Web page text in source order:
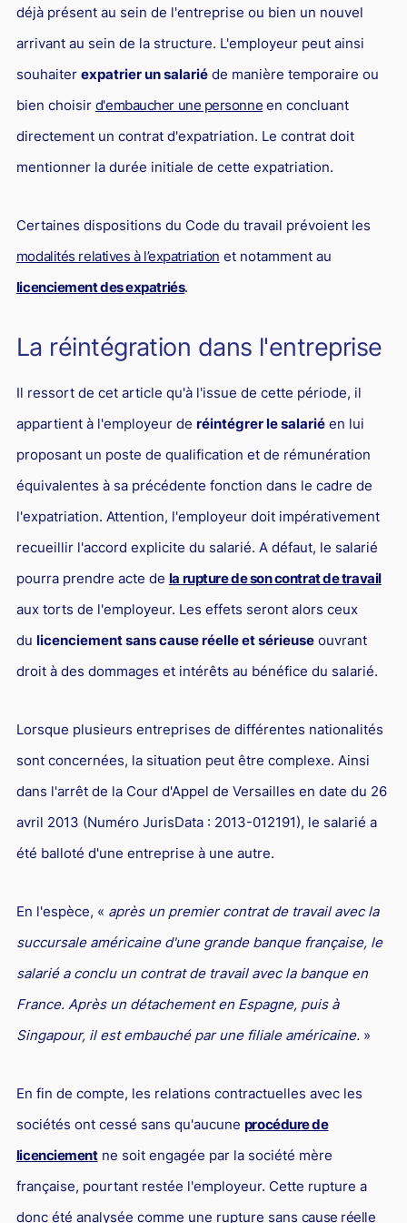
L'industrie
Droit aérien
Caution bancaire
Communication et nouvelles technologies
Grande entreprise
Droit de l'environnement et des énergies renouvelables
Restructuration d'entreprise
Transmission d'entreprise et avocat
Gestion des crises
Responsabilité Sociétale des Entreprises (R.S.E)
Hôtellerie et restauration
Procédures et tribunaux
Contentieux cession d’entreprise
Droit commercial
Droit bancaire
Jurisprudences et actualités
Droit de la réparation et du dommage corporel
Droit du sport
déjà présent au sein de l'entreprise ou bien un nouvel
arrivant au sein de la structure. L'employeur peut ainsi
souhaiter expatrier un salariéde manière temporaire ou
bien choisir d'embaucher une personne en concluant
directement un contrat d'expatriation. Le contrat doit
mentionner la durée initiale de cette expatriation.
Certaines dispositions du Code du travail prévoient les
modalités relatives à l’expatriation et notamment au
licenciement des expatriés.
La réintégration dans l'entreprise
Il ressort de cet article qu'à l'issue de cette période, il
appartient à l'employeur de réintégrer le salariéen lui
proposant un poste de qualification et de rémunération
équivalentes à sa précédente fonction dans le cadre de
l'expatriation. Attention, l'employeur doit impérativement
recueillir l'accord explicite du salarié. A défaut, le salarié
pourra prendre acte de la rupture de son contrat de travail
aux torts de l'employeur. Les effets seront alors ceux
du licenciement sans cause réelle et sérieuseouvrant
droit à des dommages et intérêts au bénéfice du salarié.
Lorsque plusieurs entreprises de différentes nationalités
sont concernées, la situation peut être complexe. Ainsi
dans l'arrêt de la Cour d'Appel de Versailles en date du 26
avril 2013 (Numéro JurisData : 2013-012191), le salarié a
été balloté d'une entreprise à une autre.
En l'espèce, « après un premier contrat de travail avec la
succursale américaine d'une grande banque française, le
salarié a conclu un contrat de travail avec la banque en
France. Après un détachement en Espagne, puis à
Singapour, il est embauché par une filiale américaine.»
En fin de compte, les relations contractuelles avec les
sociétés ont cessé sans qu'aucune procédure de
licenciementne soit engagée par la société mère
française, pourtant restée l'employeur. Cette rupture a
donc été analysée comme une rupture sans cause réelle